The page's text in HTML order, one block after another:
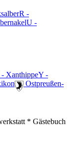
R -
U -
XanthippeY -
️ Ostpreußen-
* Gästebuch